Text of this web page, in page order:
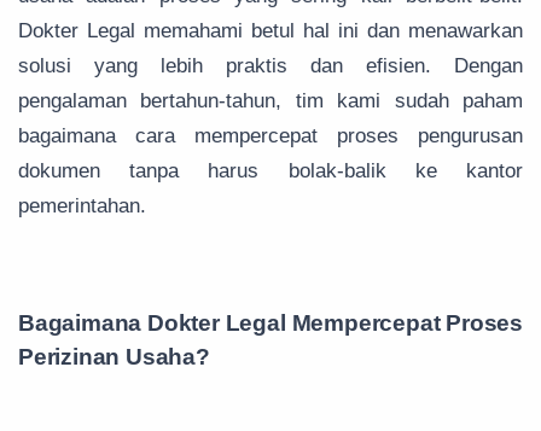
Dokter Legal memahami betul hal ini dan menawarkan
solusi yang lebih praktis dan efisien. Dengan
pengalaman bertahun-tahun, tim kami sudah paham
bagaimana cara mempercepat proses pengurusan
dokumen tanpa harus bolak-balik ke kantor
pemerintahan.
Bagaimana Dokter Legal Mempercepat Proses
Perizinan Usaha?